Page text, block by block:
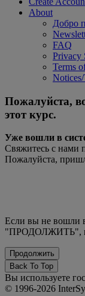
About
Добро
FAQ
Privacy
Terms
Пожалуйста,
этот курс.
Уже вошли в
Свяжитесь с нами
Пожалуйста,
Если вы не вошли
"ПРОДОЛЖИТЬ", вы
Back To Top
Вы используете
© 1996-2026